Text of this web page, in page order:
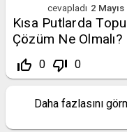
cevapladı 2 Mayıs
Kısa Putlarda
Çözüm Ne Olmalı?
thumb_up_off_alt 0 thumb_down_off_alt 0
Daha fazlasını